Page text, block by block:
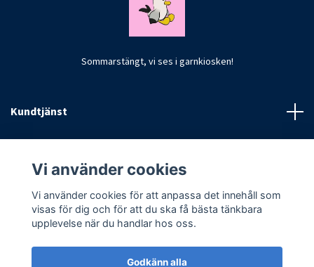
Sommarstängt, vi ses i garnkiosken!
Kundtjänst
Vi använder cookies
Vi använder cookies för att anpassa det innehåll som
visas för dig och för att du ska få bästa tänkbara
upplevelse när du handlar hos oss.
Godkänn alla